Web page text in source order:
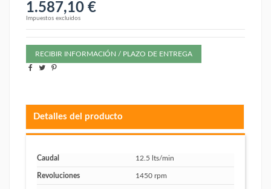
1.587,10 €
Impuestos excluidos
RECIBIR INFORMACIÓN / PLAZO DE ENTREGA
Detalles del producto
Caudal 12.5 lts/min
Revoluciones 1450 rpm